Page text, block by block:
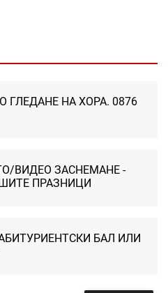
ГЛЕДАНЕ НА ХОРА. 0876
ВИДЕО ЗАСНЕМАНЕ -
ПРАЗНИЦИ
БАЛ ИЛИ